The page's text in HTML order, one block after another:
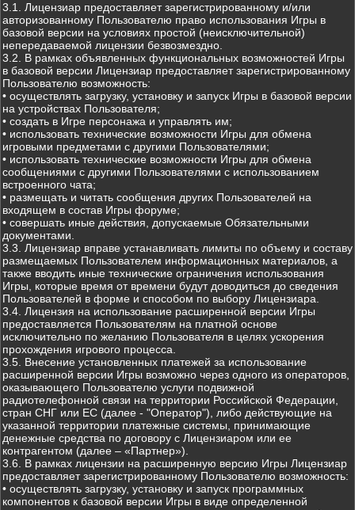
3.1. Лицензиар предоставляет зарегистрированному и/или
авторизованному Пользователю право использования Игры в
базовой версии на условиях простой (неисключительной)
непередаваемой лицензии безвозмездно.
3.2. В рамках объявленных функциональных возможностей Игры
в базовой версии Лицензиар предоставляет зарегистрированному
Пользователю возможность:
• осуществлять загрузку, установку и запуск Игры в базовой версии
на устройствах Пользователя;
• создать в Игре персонажа и управлять им;
• использовать технические возможности Игры для обмена
игровыми предметами с другими Пользователями;
• использовать технические возможности Игры для обмена
сообщениями с другими Пользователями с использованием
встроенного чата;
• размещать и читать сообщения других Пользователей на
входящем в состав Игры форуме;
• совершать иные действия, допускаемые Обязательными
документами.
3.3. Лицензиар вправе устанавливать лимиты по объему и составу
размещаемых Пользователем информационных материалов, а
также вводить иные технические ограничения использования
Игры, которые время от времени будут доводиться до сведения
Пользователей в форме и способом по выбору Лицензиара.
3.4. Лицензия на использование расширенной версии Игры
предоставляется Пользователям на платной основе
исключительно по желанию Пользователя в целях ускорения
прохождения игрового процесса.
3.5. Внесение установленных платежей за использование
расширенной версии Игры возможно через одного из операторов,
оказывающего Пользователю услуги подвижной
радиотелефонной связи на территории Российской Федерации,
стран СНГ или ЕС (далее - "Оператор"), либо действующие на
указанной территории платежные системы, принимающие
денежные средства по договору с Лицензиаром или ее
контрагентом (далее – «Партнер»).
3.6. В рамках лицензии на расширенную версию Игры Лицензиар
предоставляет зарегистрированному Пользователю возможность:
• осуществлять загрузку, установку и запуск программных
компонентов к базовой версии Игры в виде определенной